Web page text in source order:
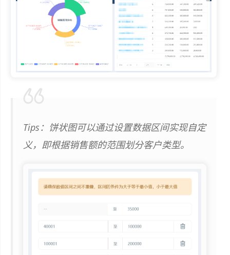
Tips：饼状图可以通过设置数据区间实现自定
义，即根据销售额的范围划分客户类型。